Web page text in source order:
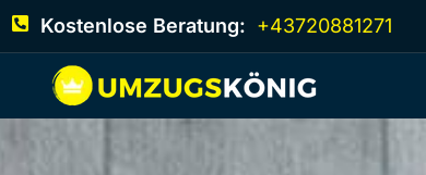
Kostenlose Beratung: +43720881271